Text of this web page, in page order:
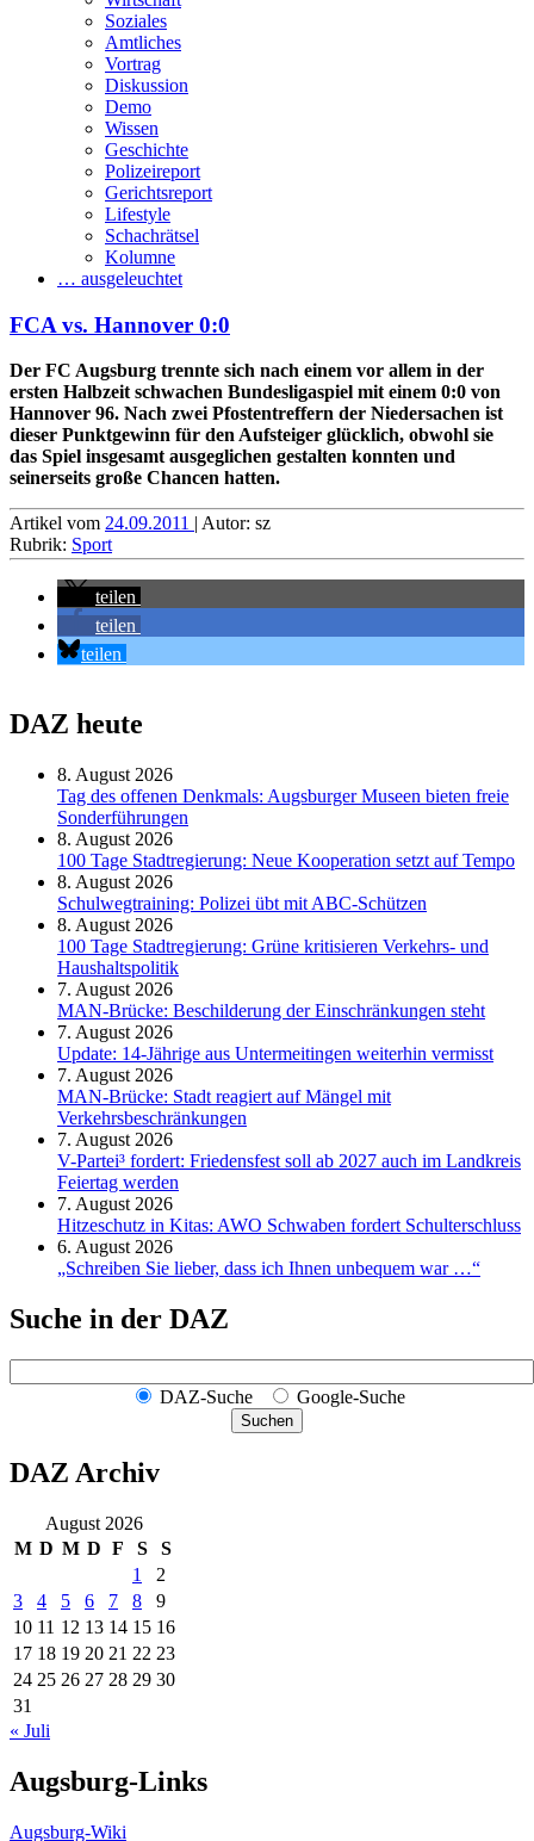
Soziales
Amtliches
Vortrag
Diskussion
Demo
Wissen
Geschichte
Polizeireport
Gerichtsreport
Lifestyle
Schachrätsel
Kolumne
… ausgeleuchtet
FCA vs. Hannover 0:0
Der FC Augsburg trennte sich nach einem vor allem in der
ersten Halbzeit schwachen Bundesligaspiel mit einem 0:0 von
Hannover 96. Nach zwei Pfostentreffern der Niedersachen ist
dieser Punktgewinn für den Aufsteiger glücklich, obwohl sie
das Spiel insgesamt ausgeglichen gestalten konnten und
seinerseits große Chancen hatten.
Artikel vom 24.09.2011 | Autor: sz
Rubrik: Sport
teilen
teilen
teilen
DAZ heute
8. August 2026
Tag des offenen Denkmals: Augsburger Museen bieten freie
Sonderführungen
8. August 2026
100 Tage Stadtregierung: Neue Kooperation setzt auf Tempo
8. August 2026
Schul­weg­trai­ning: Poli­zei übt mit ABC-Schüt­zen
8. August 2026
100 Tage Stadtregierung: Grüne kritisieren Verkehrs- und
Haushaltspolitik
7. August 2026
MAN-Brücke: Beschilderung der Einschränkungen steht
7. August 2026
Update: 14-Jährige aus Untermeitingen weiterhin vermisst
7. August 2026
MAN-Brücke: Stadt reagiert auf Mängel mit
Verkehrsbeschränkungen
7. August 2026
V-Partei­³ fordert: Friedens­fest soll ab 2027 auch im Land­kreis
Feier­tag werden
7. August 2026
Hitzeschutz in Kitas: AWO Schwaben fordert Schulterschluss
6. August 2026
„Schreiben Sie lieber, dass ich Ihnen unbequem war …“
Suche in der DAZ
DAZ-Suche Google-Suche
Suchen
DAZ Archiv
August 2026
M D M D F S
S
1
2
3
4 5 6 7 8
9
10 11 12 13 14 15 16
17 18 19 20 21 22 23
24 25 26 27 28 29 30
31
« Juli
Augsburg-Links
Augsburg-Wiki